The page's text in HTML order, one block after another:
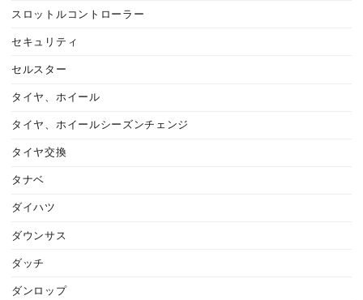
スロットルコントローラー
セキュリティ
セルスター
タイヤ、ホイール
タイヤ、ホイールシーズンチェンジ
タイヤ交換
タナベ
ダイハツ
ダウンサス
ダッチ
ダンロップ